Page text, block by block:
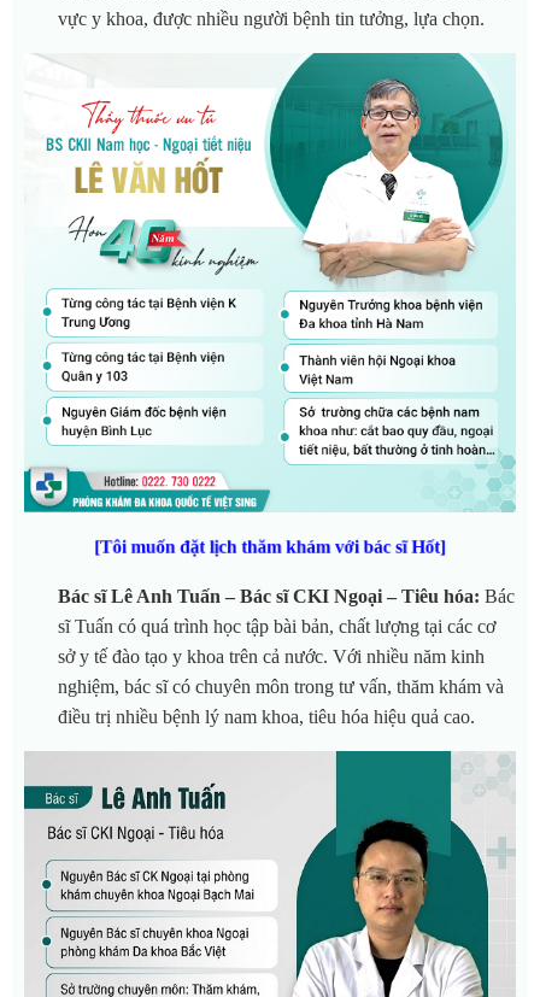
vực y khoa, được nhiều người bệnh tin tưởng, lựa chọn.
[Tôi muốn đặt lịch thăm khám với bác sĩ Hốt]
Bác sĩ Lê Anh Tuấn – Bác sĩ CKI Ngoại – Tiêu hóa: Bác
sĩ Tuấn có quá trình học tập bài bản, chất lượng tại các cơ
sở y tế đào tạo y khoa trên cả nước. Với nhiều năm kinh
nghiệm, bác sĩ có chuyên môn trong tư vấn, thăm khám và
điều trị nhiều bệnh lý nam khoa, tiêu hóa hiệu quả cao.